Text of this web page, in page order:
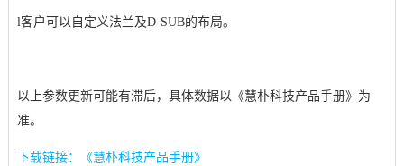
l客户可以自定义法兰及D-SUB的布局。
以上参数更新可能有滞后，具体数据以《慧朴科技产品手册》为
准。
下载链接：《慧朴科技产品手册》